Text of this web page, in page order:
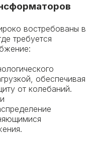
востребованы в
требуется
обеспечивая
от колебаний.